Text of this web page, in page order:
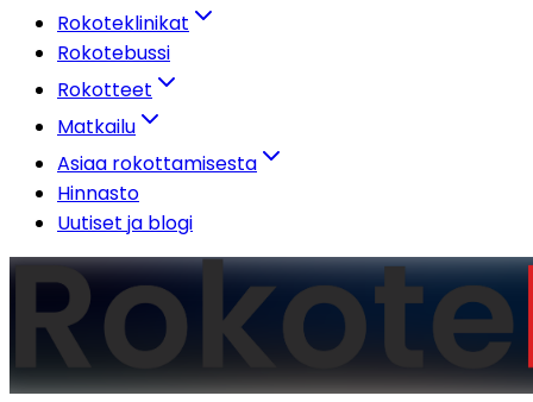
Rokoteklinikat
Rokotebussi
Rokotteet
Matkailu
Asiaa rokottamisesta
Hinnasto
Uutiset ja blogi